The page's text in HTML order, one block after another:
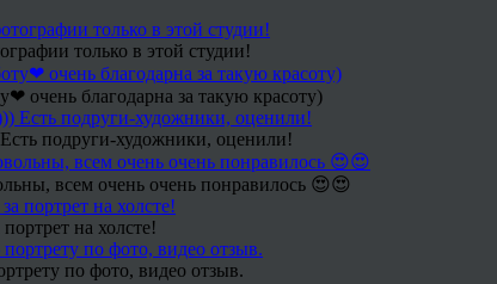
только в этой студии!
очень благодарна за такую красоту)
подруги-художники, оценили!
всем очень очень понравилось 😍😍
на холсте!
по фото, видео отзыв.